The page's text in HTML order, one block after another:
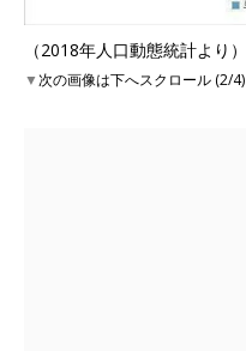
（2018年人口動態統計より）
▼次の画像は下へスクロール (2/4)